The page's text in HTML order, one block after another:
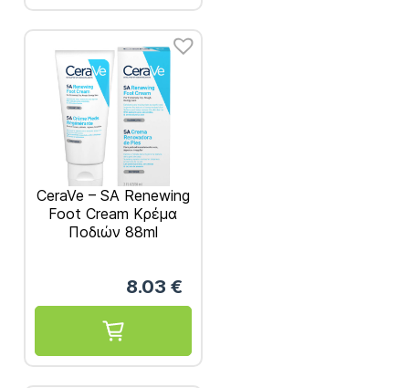
CeraVe – SA Renewing
Foot Cream Κρέμα
Ποδιών 88ml
8.03 €